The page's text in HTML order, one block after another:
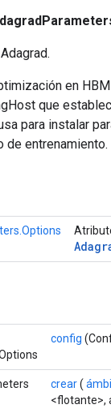
en
que
para instalar
de entrenamiento.
config
crear(
<flotante>,